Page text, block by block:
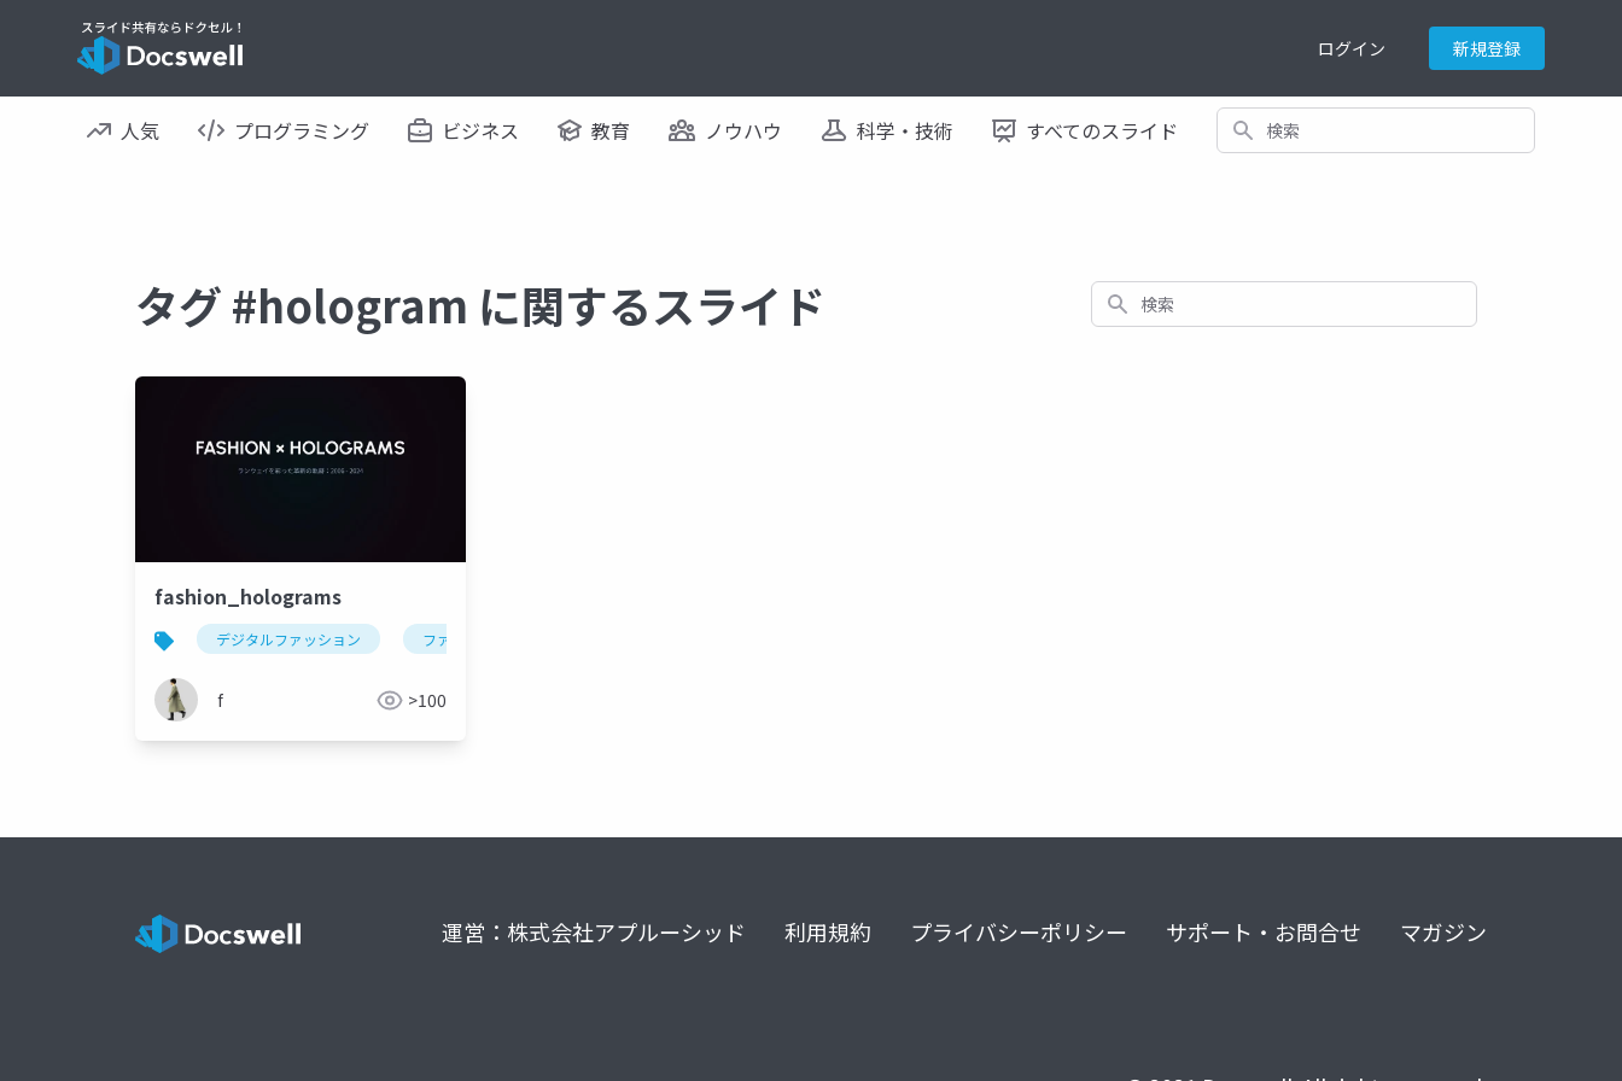
ログイン 新規登録
人気 プログラミング ビジネス 教育 ノウハウ 科学・技術 すべてのスライド 検索
タグ #hologram に関するスライド 検索
fashion_holograms
デジタルファッション ファッション
f >100
運営：株式会社アプルーシッド 利用規約 プライバシーポリシー サポート・お問合せ マガジン